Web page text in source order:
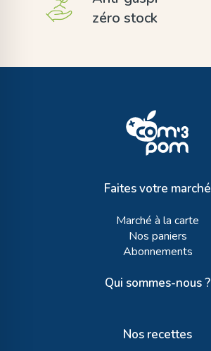
zéro stock
Faites votre marché
Marché à la carte
Nos paniers
Abonnements
Qui sommes-nous ?
Nos recettes